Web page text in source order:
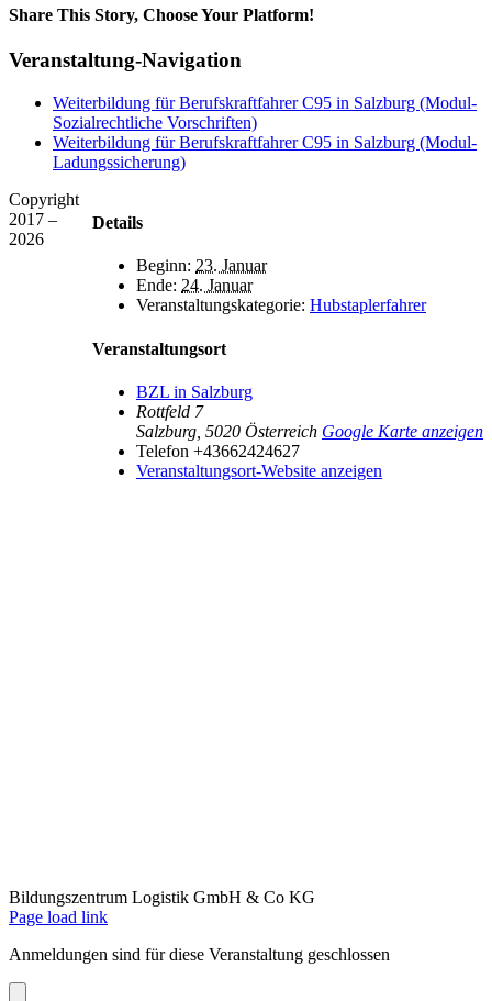
Share This Story, Choose Your Platform!
Facebook
X
Reddit
LinkedIn
Tumblr
Pinterest
Vk
E-
Veranstaltung-Navigation
Weiterbildung für Berufskraftfahrer C95 in Salzburg (Modul-
Sozialrechtliche Vorschriften)
Weiterbildung für Berufskraftfahrer C95 in Salzburg (Modul-
Ladungssicherung)
Details
Beginn: 23. Januar
Ende: 24. Januar
Veranstaltungskategorie: Hubstaplerfahrer
Veranstaltungsort
BZL in Salzburg
Rottfeld 7
Salzburg 5020 Österreich Google Karte anzeigen
Telefon +43662424627
Veranstaltungsort-Website anzeigen
Copyright
2017 –
2026
Bildungszentrum Logistik GmbH & Co KG
Facebook
E-
Page load link
Anmeldungen sind für diese Veranstaltung geschlossen